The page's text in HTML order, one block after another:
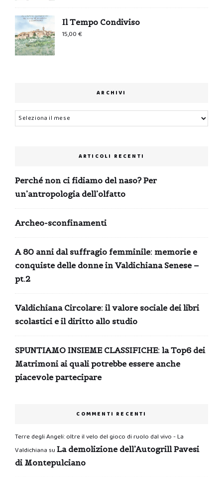
Il Tempo Condiviso
15,00€
ARCHIVI
Archivi
ARTICOLI RECENTI
Perché non ci fidiamo del naso? Per
un’antropologia dell’olfatto
Archeo-sconfinamenti
A 80 anni dal suffragio femminile: memorie e
conquiste delle donne in Valdichiana Senese –
pt.2
Valdichiana Circolare: il valore sociale dei libri
scolastici e il diritto allo studio
SPUNTIAMO INSIEME CLASSIFICHE: la Top6 dei
Matrimoni ai quali potrebbe essere anche
piacevole partecipare
COMMENTI RECENTI
Terre degli Angeli: oltre il velo del gioco di ruolo dal vivo - La
Valdichiana su La demolizione dell’Autogrill Pavesi
di Montepulciano